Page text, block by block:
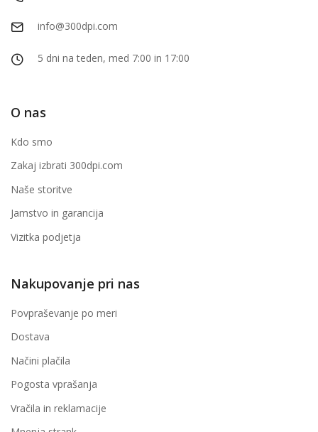
info@300dpi.com
5 dni na teden, med 7:00 in 17:00
O nas
Kdo smo
Zakaj izbrati 300dpi.com
Naše storitve
Jamstvo in garancija
Vizitka podjetja
Nakupovanje pri nas
Povpraševanje po meri
Dostava
Načini plačila
Pogosta vprašanja
Vračila in reklamacije